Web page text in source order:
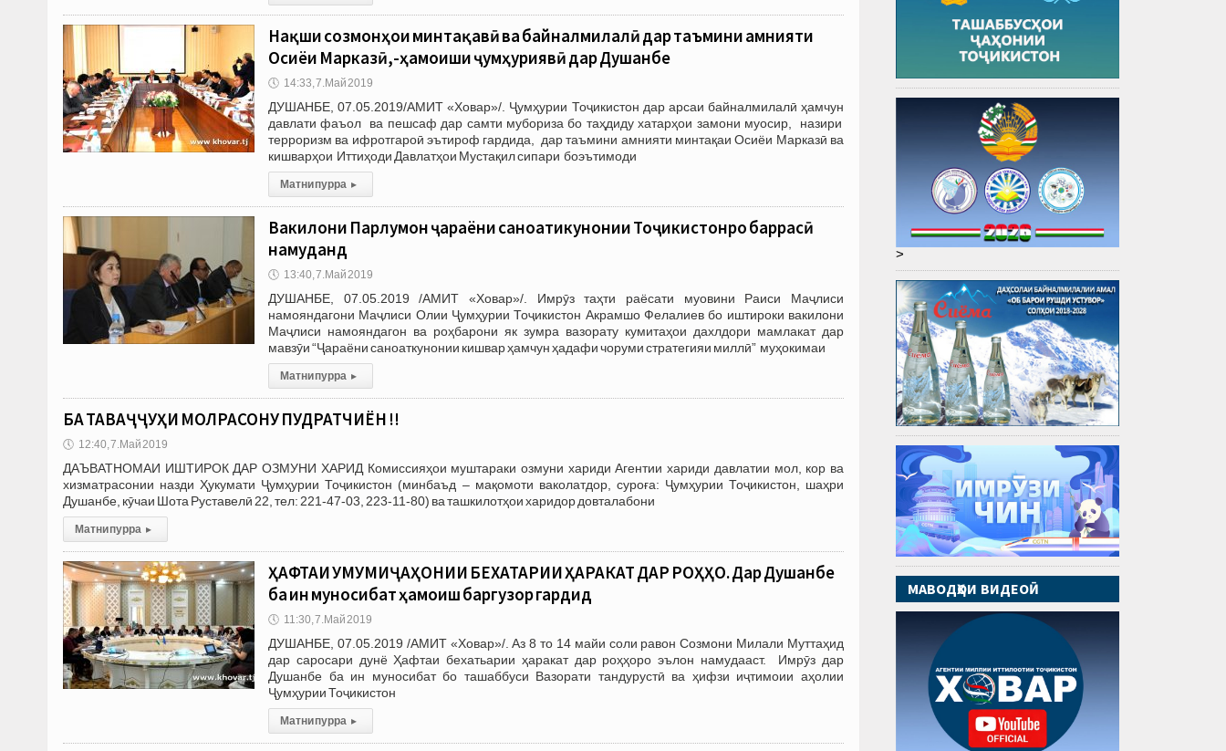
Нақши созмонҳои минтақавӣ ва байналмилалӣ дар таъмини амнияти
Осиёи Марказӣ,-ҳамоиши ҷумҳуриявӣ дар Душанбе
🕔 14:33, 7.Май 2019
ДУШАНБЕ, 07.05.2019/АМИТ «Ховар»/. Ҷумҳурии Тоҷикистон дар арсаи байналмилалӣ ҳамчун
давлати фаъол ва пешсаф дар самти мубориза бо таҳдиду хатарҳои замони муосир, назири
терроризм ва ифротгароӣ эътироф гардида, дар таъмини амнияти минтақаи Осиёи Марказӣ ва
кишварҳои Иттиҳоди Давлатҳои Мустақил сипари боэътимоди
Матни пурра ▸
Вакилони Парлумон ҷараёни саноатикунонии Тоҷикистонро баррасӣ
намуданд
🕔 13:40, 7.Май 2019
ДУШАНБЕ, 07.05.2019 /АМИТ «Ховар»/. Имрӯз таҳти раёсати муовини Раиси Маҷлиси
намояндагони Маҷлиси Олии Ҷумҳурии Тоҷикистон Акрамшо Фелалиев бо иштироки вакилони
Маҷлиси намояндагон ва роҳбарони як зумра вазорату кумитаҳои дахлдори мамлакат дар
мавзӯи “Ҷараёни саноаткунонии кишвар ҳамчун ҳадафи чоруми стратегияи миллӣ” муҳокимаи
Матни пурра ▸
БА ТАВАҶҶУҲИ МОЛРАСОНУ ПУДРАТЧИЁН !!
🕔 12:40, 7.Май 2019
ДАЪВАТНОМАИ ИШТИРОК ДАР ОЗМУНИ ХАРИД Комиссияҳои муштараки озмуни хариди Агентии хариди давлатии мол, кор ва
хизматрасонии назди Ҳукумати Ҷумҳурии Тоҷикистон (минбаъд – мақомоти ваколатдор, суроға: Ҷумҳурии Тоҷикистон, шаҳри
Душанбе, кӯчаи Шота Руставелӣ 22, тел: 221-47-03, 223-11-80) ва ташкилотҳои харидор довталабони
Матни пурра ▸
ҲАФТАИ УМУМИҶАҲОНИИ БЕХАТАРИИ ҲАРАКАТ ДАР РОҲҲО. Дар Душанбе
ба ин муносибат ҳамоиш баргузор гардид
🕔 11:30, 7.Май 2019
ДУШАНБЕ, 07.05.2019 /АМИТ «Ховар»/. Аз 8 то 14 майи соли равон Созмони Милали Муттаҳид
дар саросари дунё Ҳафтаи бехатьарии ҳаракат дар роҳҳоро эълон намудааст. Имрӯз дар
Душанбе ба ин муносибат бо ташаббуси Вазорати тандурустӣ ва ҳифзи иҷтимоии аҳолии
Ҷумҳурии Тоҷикистон
Матни пурра ▸
>
МАВОДҲОИ ВИДЕОӢ